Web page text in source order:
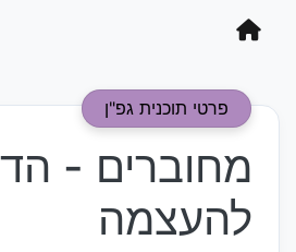
פרטי תוכנית גפ"ן
מחוברים -
להעצמה